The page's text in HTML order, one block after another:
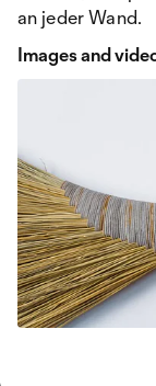
an jeder Wand.
Images and